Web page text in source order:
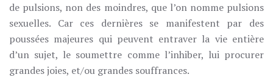
de pulsions, non des moindres, que l’on nomme pulsions
sexuelles. Car ces dernières se manifestent par des
poussées majeures qui peuvent entraver la vie entière
d’un sujet, le soumettre comme l’inhiber, lui procurer
grandes joies, et/ou grandes souffrances.